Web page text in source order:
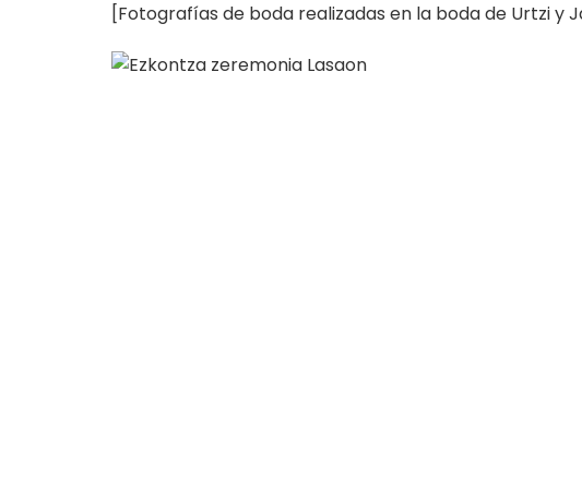
[Fotografías de boda realizadas en la boda de Urtzi y